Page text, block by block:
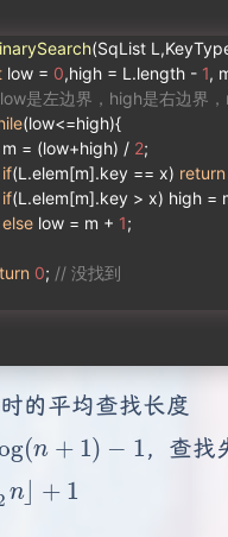
(SqList
low = 0,high = L.length - 1,
是左边界，high是右边界
(low<=high){
        m = (low+high) /
2;
if(L.elem[m].key == x) return
if(L.elem[m].key > x) high =
else low = m + 1;
0; // 没找到
的平均查找长度
+ −
，查找
⌋ 1